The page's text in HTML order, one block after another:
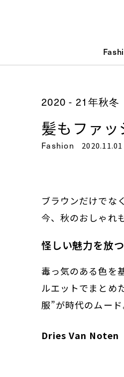
2020 - 21年秋
髪もファ
Fashion 2020.11.01
ブラウンだけでな
今、秋のおしゃれ
怪しい魅力を放
毒っ気のある色を
ルエットでまとめ
服”が時代のムード
Dries Van Noten